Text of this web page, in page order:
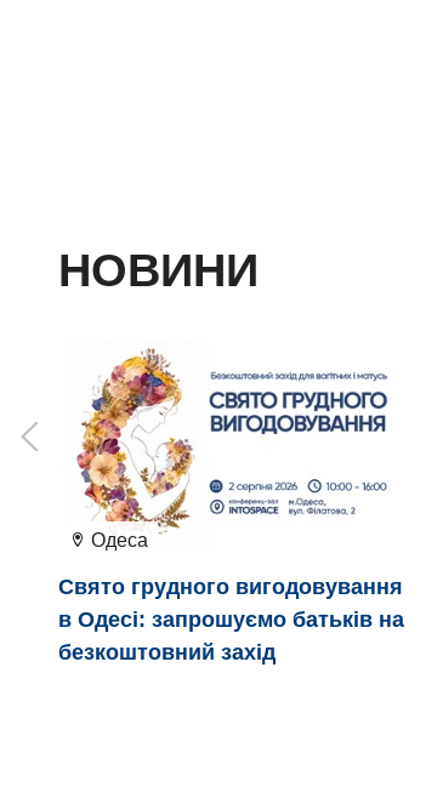
НОВИНИ
Одеса
Свято грудного вигодовування
в Одесі: запрошуємо батьків на
безкоштовний захід